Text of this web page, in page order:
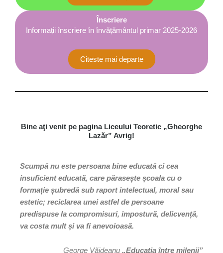
Înscriere
Informații înscriere în învățământul primar 2025-2026
Citeste mai departe
Bine aţi venit pe pagina Liceului Teoretic „Gheorghe
Lazăr” Avrig!
Scumpă nu este persoana bine educată ci cea
insuficient educată, care părasește școala cu o
formație șubredă sub raport intelectual, moral sau
estetic; reciclarea unei astfel de persoane
predispuse la compromisuri, impostură, delicvență,
va costa mult și va fi anevoioasă.
George Văideanu „Educația între milenii”